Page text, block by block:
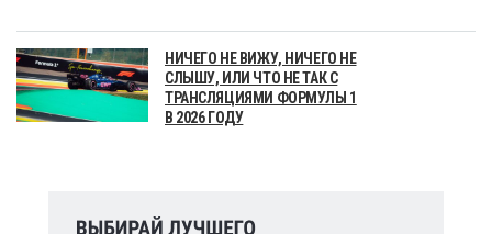
НИЧЕГО НЕ ВИЖУ, НИЧЕГО НЕ
СЛЫШУ, ИЛИ ЧТО НЕ ТАК С
ТРАНСЛЯЦИЯМИ ФОРМУЛЫ 1
В 2026 ГОДУ